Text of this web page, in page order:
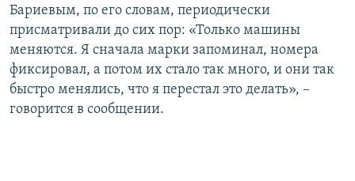
Бариевым, по его словам, периодически
присматривали до сих пор: «Только машины
меняются. Я сначала марки запоминал, номера
фиксировал, а потом их стало так много, и они так
быстро менялись, что я перестал это делать», –
говорится в сообщении.